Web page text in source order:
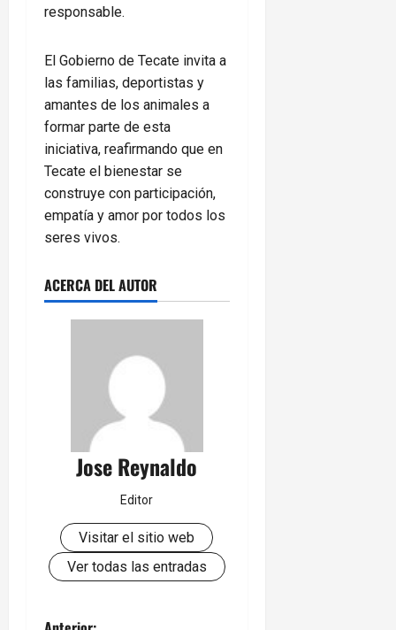
responsable.
El Gobierno de Tecate invita a
las familias, deportistas y
amantes de los animales a
formar parte de esta
iniciativa, reafirmando que en
Tecate el bienestar se
construye con participación,
empatía y amor por todos los
seres vivos.
ACERCA DEL AUTOR
Jose Reynaldo
Editor
Visitar el sitio web
Ver todas las entradas